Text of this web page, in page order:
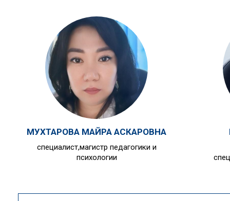
МУХТАРОВА МАЙРА АСКАРОВНА
специалист,магистр педагогики и
психологии